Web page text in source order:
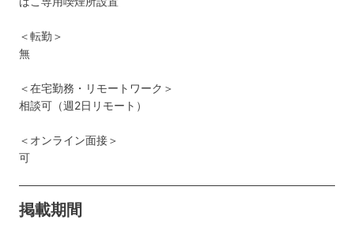
＜転勤＞
無
＜在宅勤務・リモートワーク＞
相談可（週2日リモート）
＜オンライン面接＞
可
掲載期間